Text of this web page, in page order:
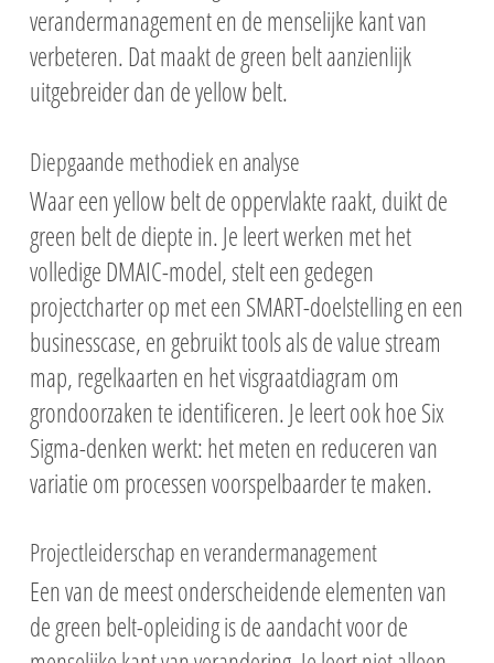
verandermanagement en de menselijke kant van
verbeteren. Dat maakt de green belt aanzienlijk
uitgebreider dan de yellow belt.
Diepgaande methodiek en analyse
Waar een yellow belt de oppervlakte raakt, duikt de
green belt de diepte in. Je leert werken met het
volledige DMAIC-model, stelt een gedegen
projectcharter op met een SMART-doelstelling en een
businesscase, en gebruikt tools als de value stream
map, regelkaarten en het visgraatdiagram om
grondoorzaken te identificeren. Je leert ook hoe Six
Sigma-denken werkt: het meten en reduceren van
variatie om processen voorspelbaarder te maken.
Projectleiderschap en verandermanagement
Een van de meest onderscheidende elementen van
de green belt-opleiding is de aandacht voor de